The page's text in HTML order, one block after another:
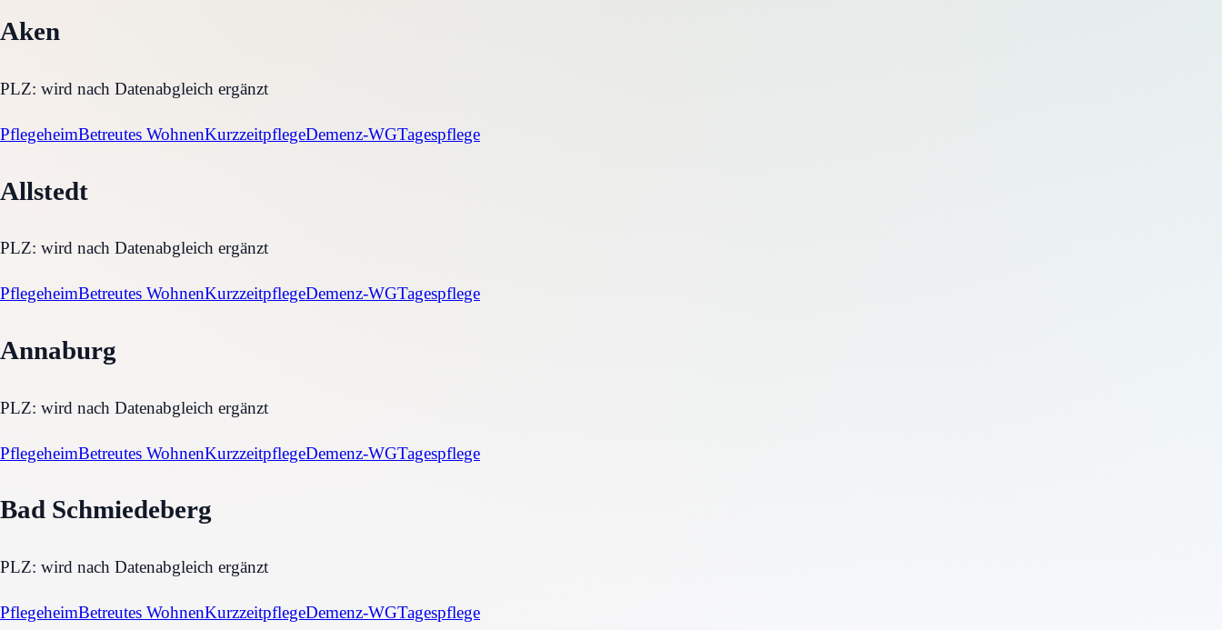
Aken
PLZ: wird nach Datenabgleich ergänzt
PflegeheimBetreutes WohnenKurzzeitpflegeDemenz-WGTagespflege
Allstedt
PLZ: wird nach Datenabgleich ergänzt
PflegeheimBetreutes WohnenKurzzeitpflegeDemenz-WGTagespflege
Annaburg
PLZ: wird nach Datenabgleich ergänzt
PflegeheimBetreutes WohnenKurzzeitpflegeDemenz-WGTagespflege
Bad Schmiedeberg
PLZ: wird nach Datenabgleich ergänzt
PflegeheimBetreutes WohnenKurzzeitpflegeDemenz-WGTagespflege